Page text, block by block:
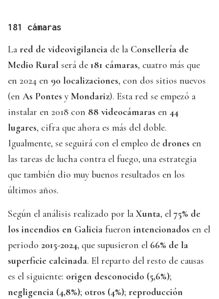
181 cámaras
La red de videovigilancia de la Consellería de
Medio Rural será de 181 cámaras, cuatro más que
en 2024 en 90 localizaciones, con dos sitios nuevos
(en As Pontes yMondariz). Esta red se empezó a
instalar en 2018 con 88 videocámaras en 44
lugares, cifra que ahora es más del doble.
Igualmente, se seguirá con el empleo de drones en
las tareas de lucha contra el fuego, una estrategia
que también dio muy buenos resultados en los
últimos años.
Según el análisis realizado por la Xunta, el 75% de
los incendios en Galicia fueron intencionados en el
periodo 2015-2024, que supusieron el 66% de la
superficie calcinada. El reparto del resto de causas
es el siguiente: origen desconocido (5,6%);
negligencia (4,8%); otros (4%); reproducción